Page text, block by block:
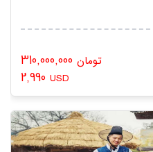
تومان
2,990 USD